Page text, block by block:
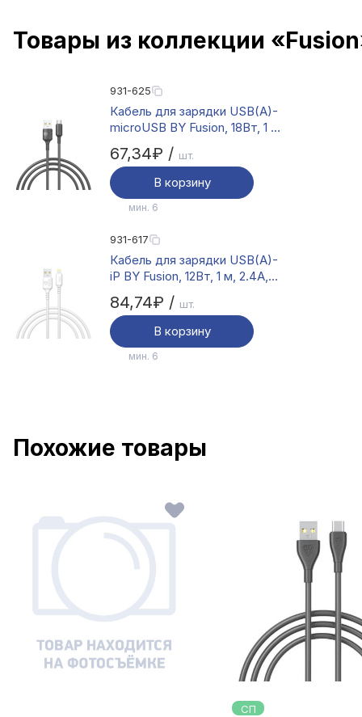
Товары из коллекции
931-625
Кабель для зарядки USB(A)-
microUSB BY Fusion, 18Вт, 1 м,
3A, TPE, черный
67,34₽ / шт.
В корзину
мин. 6
931-617
Кабель для зарядки USB(A)-
iP BY Fusion, 12Вт, 1 м, 2.4A,
TPE, белый
84,74₽ / шт.
В корзину
мин. 6
Похожие товары
СП